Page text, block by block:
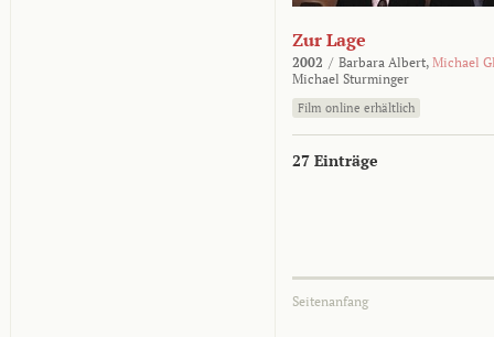
Zur Lage
2002 / Barbara Albert, Michael
Michael Sturminger
Film online erhältlich
27 Einträge
Seitenanfang